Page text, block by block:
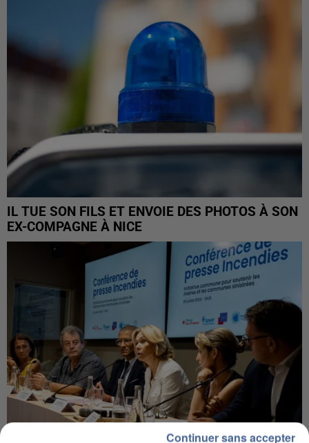
IL TUE SON FILS ET ENVOIE DES PHOTOS À SON
EX-COMPAGNE À NICE
Continuer sans accepter